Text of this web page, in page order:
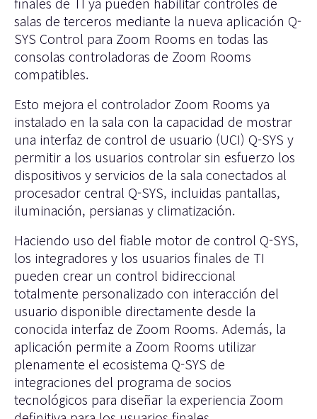
salas de terceros mediante la nueva aplicación Q-
SYS Control para Zoom Rooms en todas las
consolas controladoras de Zoom Rooms
compatibles.
Esto mejora el controlador Zoom Rooms ya
instalado en la sala con la capacidad de mostrar
una interfaz de control de usuario (UCI) Q-SYS y
permitir a los usuarios controlar sin esfuerzo los
dispositivos y servicios de la sala conectados al
procesador central Q-SYS, incluidas pantallas,
iluminación, persianas y climatización.
Haciendo uso del fiable motor de control Q-SYS,
los integradores y los usuarios finales de TI
pueden crear un control bidireccional
totalmente personalizado con interacción del
usuario disponible directamente desde la
conocida interfaz de Zoom Rooms. Además, la
aplicación permite a Zoom Rooms utilizar
plenamente el ecosistema Q-SYS de
integraciones del programa de socios
tecnológicos para diseñar la experiencia Zoom